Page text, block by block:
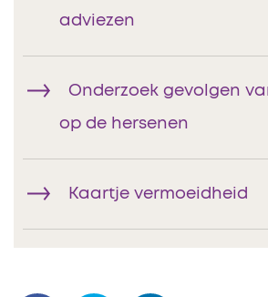
adviezen
Onderzoek gevolgen
op de hersenen
Kaartje vermoeidheid